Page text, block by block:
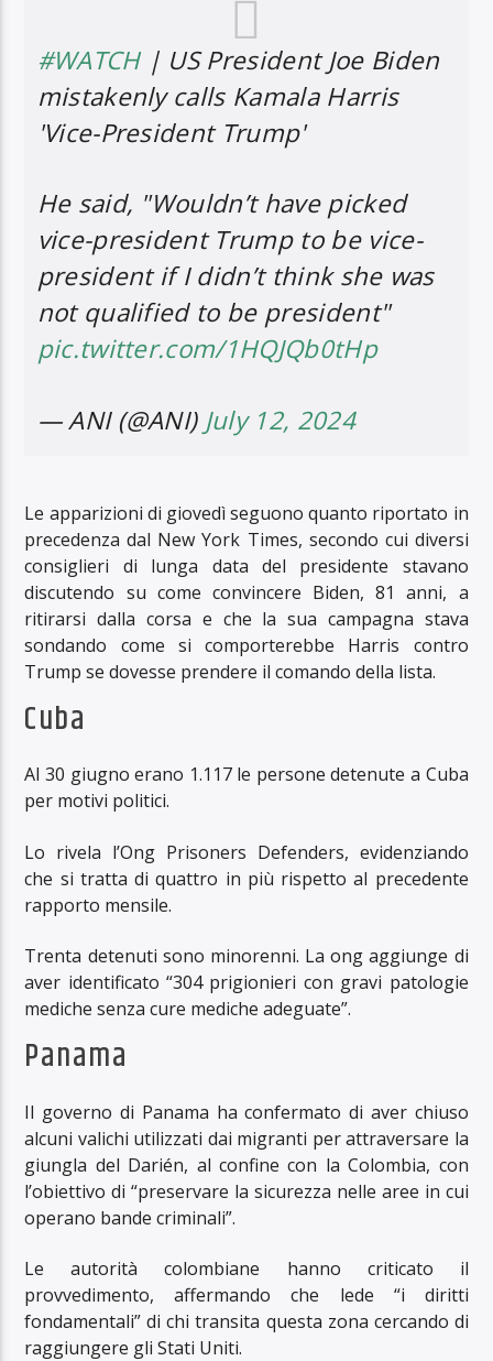
#WATCH| US President Joe Biden
mistakenly calls Kamala Harris
'Vice-President Trump'
He said, "Wouldn’t have picked
vice-president Trump to be vice-
president if I didn’t think she was
not qualified to be president"
pic.twitter.com/1HQJQb0tHp
— ANI (@ANI) July 12, 2024
Le apparizioni di giovedì seguono quanto riportato in
precedenza dal New York Times, secondo cui diversi
consiglieri di lunga data del presidente stavano
discutendo su come convincere Biden, 81 anni, a
ritirarsi dalla corsa e che la sua campagna stava
sondando come si comporterebbe Harris contro
Trump se dovesse prendere il comando della lista.
Cuba
Al 30 giugno erano 1.117 le persone detenute a Cuba
per motivi politici.
Lo rivela l’Ong Prisoners Defenders, evidenziando
che si tratta di quattro in più rispetto al precedente
rapporto mensile.
Trenta detenuti sono minorenni. La ong aggiunge di
aver identificato “304 prigionieri con gravi patologie
mediche senza cure mediche adeguate”.
Panama
Il governo di Panama ha confermato di aver chiuso
alcuni valichi utilizzati dai migranti per attraversare la
giungla del Darién, al confine con la Colombia, con
l’obiettivo di “preservare la sicurezza nelle aree in cui
operano bande criminali”.
Le autorità colombiane hanno criticato il
provvedimento, affermando che lede “i diritti
fondamentali” di chi transita questa zona cercando di
raggiungere gli Stati Uniti.